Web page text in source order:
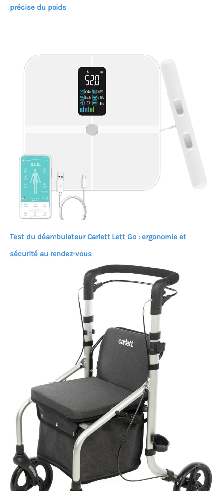
précise du poids
Test du déambulateur Carlett Lett Go : ergonomie et
sécurité au rendez-vous